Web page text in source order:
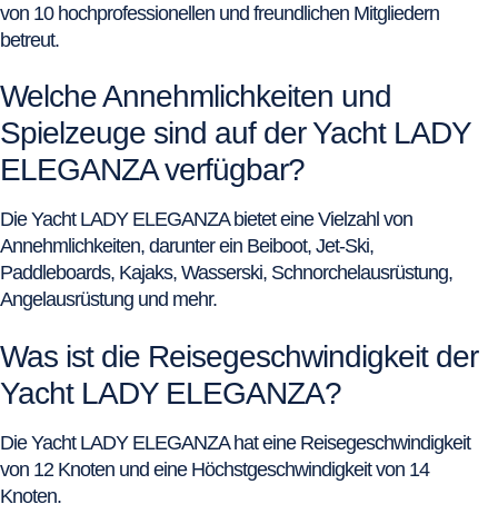
von 10 hochprofessionellen und freundlichen Mitgliedern
betreut.
Welche Annehmlichkeiten und
Spielzeuge sind auf der Yacht LADY
ELEGANZA verfügbar?
Die Yacht LADY ELEGANZA bietet eine Vielzahl von
Annehmlichkeiten, darunter ein Beiboot, Jet-Ski,
Paddleboards, Kajaks, Wasserski, Schnorchelausrüstung,
Angelausrüstung und mehr.
Was ist die Reisegeschwindigkeit der
Yacht LADY ELEGANZA?
Die Yacht LADY ELEGANZA hat eine Reisegeschwindigkeit
von 12 Knoten und eine Höchstgeschwindigkeit von 14
Knoten.